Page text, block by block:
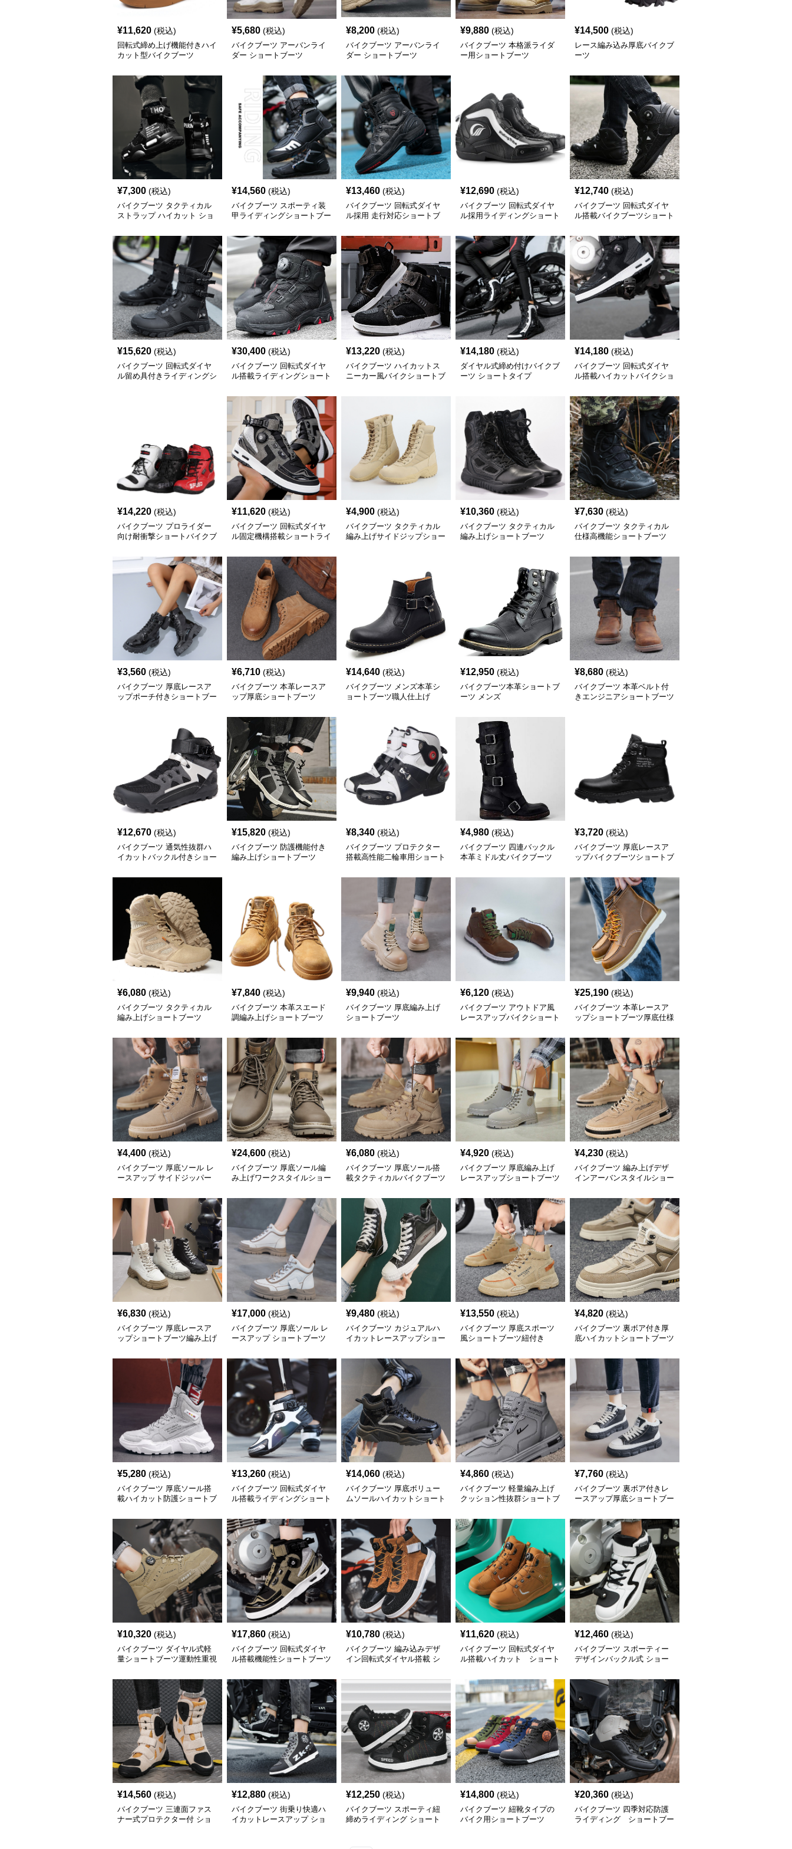
クーポンを取得する
¥11,620 (税込)
回転式締め上げ機能付きハイ
カット型バイクブーツ
¥5,680 (税込)
バイクブーツ アーバンライ
ダー ショートブーツ
¥8,200 (税込)
バイクブーツ アーバンライ
ダー ショートブーツ
¥9,880 (税込)
バイクブーツ 本格派ライダ
ー用ショートブーツ
¥14,500 (税込)
レース編み込み厚底バイクブ
ーツ
¥7,300 (税込)
バイクブーツ タクティカル
ストラップ ハイカット ショ
¥14,560 (税込)
バイクブーツ スポーティ装
甲ライディングショートブー
¥13,460 (税込)
バイクブーツ 回転式ダイヤ
ル採用 走行対応ショートブ
¥12,690 (税込)
バイクブーツ 回転式ダイヤ
ル採用ライディングショート
¥12,740 (税込)
バイクブーツ 回転式ダイヤ
ル搭載バイクブーツショート
¥15,620 (税込)
バイクブーツ 回転式ダイヤ
ル留め具付きライディングシ
¥30,400 (税込)
バイクブーツ 回転式ダイヤ
ル搭載ライディングショート
¥13,220 (税込)
バイクブーツ ハイカットス
ニーカー風バイクショートブ
¥14,180 (税込)
ダイヤル式締め付けバイクブ
ーツ ショートタイプ
¥14,180 (税込)
バイクブーツ 回転式ダイヤ
ル搭載ハイカットバイクショ
¥14,220 (税込)
バイクブーツ プロライダー
向け耐衝撃ショートバイクブ
¥11,620 (税込)
バイクブーツ 回転式ダイヤ
ル固定機構搭載ショートライ
¥4,900 (税込)
バイクブーツ タクティカル
編み上げサイドジップショー
¥10,360 (税込)
バイクブーツ タクティカル
編み上げショートブーツ
¥7,630 (税込)
バイクブーツ タクティカル
仕様高機能ショートブーツ
¥3,560 (税込)
バイクブーツ 厚底レースア
ップポーチ付きショートブー
¥6,710 (税込)
バイクブーツ 本革レースア
ップ厚底ショートブーツ
¥14,640 (税込)
バイクブーツ メンズ本革シ
ョートブーツ職人仕上げ
¥12,950 (税込)
バイクブーツ本革ショートブ
ーツ メンズ
¥8,680 (税込)
バイクブーツ 本革ベルト付
きエンジニアショートブーツ
¥12,670 (税込)
バイクブーツ 通気性抜群ハ
イカットバックル付きショー
¥15,820 (税込)
バイクブーツ 防護機能付き
編み上げショートブーツ
¥8,340 (税込)
バイクブーツ プロテクター
搭載高性能二輪車用ショート
¥4,980 (税込)
バイクブーツ 四連バックル
本革ミドル丈バイクブーツ
¥3,720 (税込)
バイクブーツ 厚底レースア
ップバイクブーツショートブ
¥6,080 (税込)
バイクブーツ タクティカル
編み上げショートブーツ
¥7,840 (税込)
バイクブーツ 本革スエード
調編み上げショートブーツ
¥9,940 (税込)
バイクブーツ 厚底編み上げ
ショートブーツ
¥6,120 (税込)
バイクブーツ アウトドア風
レースアップバイクショート
¥25,190 (税込)
バイクブーツ 本革レースア
ップショートブーツ厚底仕様
¥4,400 (税込)
バイクブーツ 厚底ソール レ
ースアップ サイドジッパー
¥24,600 (税込)
バイクブーツ 厚底ソール編
み上げワークスタイルショー
¥6,080 (税込)
バイクブーツ 厚底ソール搭
載タクティカルバイクブーツ
¥4,920 (税込)
バイクブーツ 厚底編み上げ
レースアップショートブーツ
¥4,230 (税込)
バイクブーツ 編み上げデザ
インアーバンスタイルショー
¥6,830 (税込)
バイクブーツ 厚底レースア
ップショートブーツ編み上げ
¥17,000 (税込)
バイクブーツ 厚底ソール レ
ースアップ ショートブーツ
¥9,480 (税込)
バイクブーツ カジュアルハ
イカットレースアップショー
¥13,550 (税込)
バイクブーツ 厚底スポーツ
風ショートブーツ紐付き
¥4,820 (税込)
バイクブーツ 裏ボア付き厚
底ハイカットショートブーツ
¥5,280 (税込)
バイクブーツ 厚底ソール搭
載ハイカット防護ショートブ
¥13,260 (税込)
バイクブーツ 回転式ダイヤ
ル搭載ライディングショート
¥14,060 (税込)
バイクブーツ 厚底ボリュー
ムソールハイカットショート
¥4,860 (税込)
バイクブーツ 軽量編み上げ
クッション性抜群ショートブ
¥7,760 (税込)
バイクブーツ 裏ボア付きレ
ースアップ厚底ショートブー
¥10,320 (税込)
バイクブーツ ダイヤル式軽
量ショートブーツ運動性重視
¥17,860 (税込)
バイクブーツ 回転式ダイヤ
ル搭載機能性ショートブーツ
¥10,780 (税込)
バイクブーツ 編み込みデザ
イン回転式ダイヤル搭載 シ
¥11,620 (税込)
バイクブーツ 回転式ダイヤ
ル搭載ハイカット ショート
¥12,460 (税込)
バイクブーツ スポーティー
デザインバックル式 ショー
¥14,560 (税込)
バイクブーツ 三連面ファス
ナー式プロテクター付 ショ
¥12,880 (税込)
バイクブーツ 街乗り快適ハ
イカットレースアップ ショ
¥12,250 (税込)
バイクブーツ スポーティ紐
締めライディング ショート
¥14,800 (税込)
バイクブーツ 紐靴タイプの
バイク用ショートブーツ
¥20,360 (税込)
バイクブーツ 四季対応防護
ライディング ショートブー